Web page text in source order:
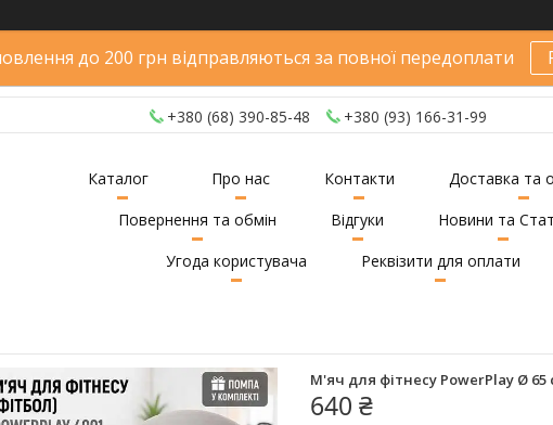
до 200 грн відправляються за повної передоплати
+380 (68) 390-85-48 +380 (93) 166-31-99
Каталог Про нас Контакти
Доставка та
Повернення та обмін
Відгуки
Новини та
Угода користувача
Реквізити для оплати
М'яч для фітнесу PowerPlay Ø 65
640 ₴